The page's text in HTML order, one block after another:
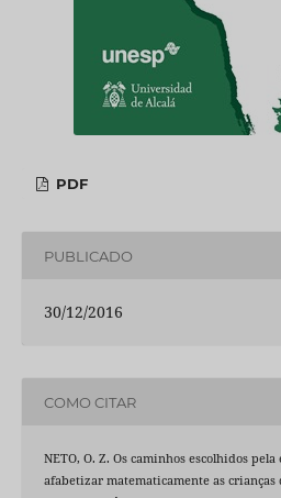
PDF
PUBLICADO
30/12/2016
COMO CITAR
NETO, O. Z. Os caminhos escolhidos
afabetizar matematicamente as crianças